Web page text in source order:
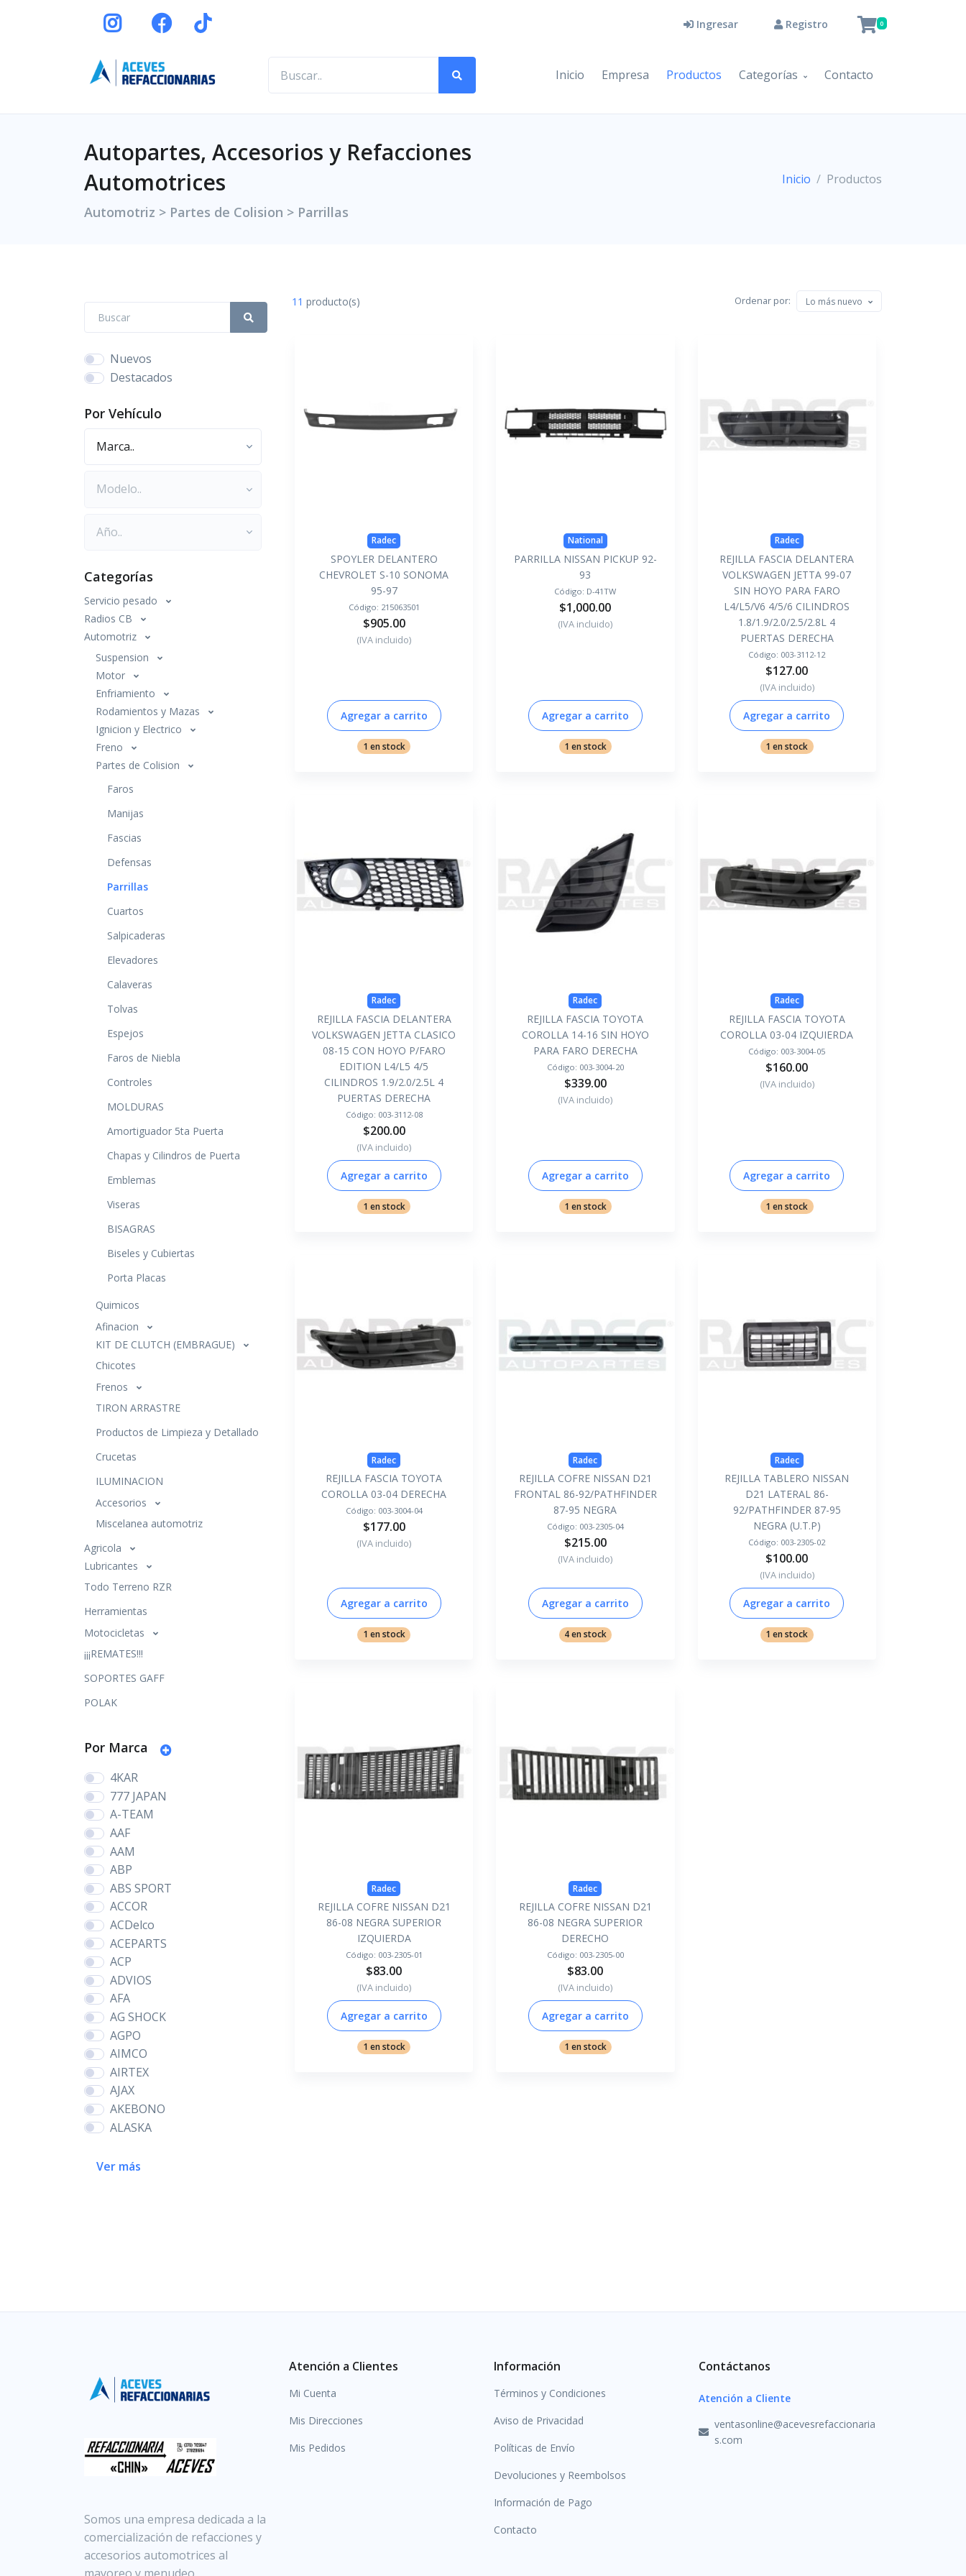
Ingresar Registro 0
Inicio Empresa Productos Categorías Contacto
Autopartes, Accesorios y Refacciones
Automotrices
Automotriz > Partes de Colision > Parrillas
Inicio Productos
Nuevos
Destacados
Por Vehículo
Categorías
Servicio pesado
Radios CB
Automotriz
Suspension
Motor
Enfriamiento
Rodamientos y Mazas
Ignicion y Electrico
Freno
Partes de Colision
Faros
Manijas
Fascias
Defensas
Parrillas
Cuartos
Salpicaderas
Elevadores
Calaveras
Tolvas
Espejos
Faros de Niebla
Controles
MOLDURAS
Amortiguador 5ta Puerta
Chapas y Cilindros de Puerta
Emblemas
Viseras
BISAGRAS
Biseles y Cubiertas
Porta Placas
Quimicos
Afinacion
KIT DE CLUTCH (EMBRAGUE)
Chicotes
Frenos
TIRON ARRASTRE
Productos de Limpieza y Detallado
Crucetas
ILUMINACION
Accesorios
Miscelanea automotriz
Agricola
Lubricantes
Todo Terreno RZR
Herramientas
Motocicletas
¡¡¡REMATES!!!
SOPORTES GAFF
POLAK
Por Marca
4KAR
777 JAPAN
A-TEAM
AAF
AAM
ABP
ABS SPORT
ACCOR
ACDelco
ACEPARTS
ACP
ADVIOS
AFA
AG SHOCK
AGPO
AIMCO
AIRTEX
AJAX
AKEBONO
ALASKA
Ver más
11 producto(s) Ordenar por: Lo más nuevo
Radec
SPOYLER DELANTERO
CHEVROLET S-10 SONOMA
95-97
Código: 215063501
$905.00
(IVA incluido)
Agregar a carrito
1 en stock
National
PARRILLA NISSAN PICKUP 92-
93
Código: D-41TW
$1,000.00
(IVA incluido)
Agregar a carrito
1 en stock
Radec
REJILLA FASCIA DELANTERA
VOLKSWAGEN JETTA 99-07
SIN HOYO PARA FARO
L4/L5/V6 4/5/6 CILINDROS
1.8/1.9/2.0/2.5/2.8L 4
PUERTAS DERECHA
Código: 003-3112-12
$127.00
(IVA incluido)
Agregar a carrito
1 en stock
Radec
REJILLA FASCIA DELANTERA
VOLKSWAGEN JETTA CLASICO
08-15 CON HOYO P/FARO
EDITION L4/L5 4/5
CILINDROS 1.9/2.0/2.5L 4
PUERTAS DERECHA
Código: 003-3112-08
$200.00
(IVA incluido)
Agregar a carrito
1 en stock
Radec
REJILLA FASCIA TOYOTA
COROLLA 14-16 SIN HOYO
PARA FARO DERECHA
Código: 003-3004-20
$339.00
(IVA incluido)
Agregar a carrito
1 en stock
Radec
REJILLA FASCIA TOYOTA
COROLLA 03-04 IZQUIERDA
Código: 003-3004-05
$160.00
(IVA incluido)
Agregar a carrito
1 en stock
Radec
REJILLA FASCIA TOYOTA
COROLLA 03-04 DERECHA
Código: 003-3004-04
$177.00
(IVA incluido)
Agregar a carrito
1 en stock
Radec
REJILLA COFRE NISSAN D21
FRONTAL 86-92/PATHFINDER
87-95 NEGRA
Código: 003-2305-04
$215.00
(IVA incluido)
Agregar a carrito
4 en stock
Radec
REJILLA TABLERO NISSAN
D21 LATERAL 86-
92/PATHFINDER 87-95
NEGRA (U.T.P)
Código: 003-2305-02
$100.00
(IVA incluido)
Agregar a carrito
1 en stock
Radec
REJILLA COFRE NISSAN D21
86-08 NEGRA SUPERIOR
IZQUIERDA
Código: 003-2305-01
$83.00
(IVA incluido)
Agregar a carrito
1 en stock
Radec
REJILLA COFRE NISSAN D21
86-08 NEGRA SUPERIOR
DERECHO
Código: 003-2305-00
$83.00
(IVA incluido)
Agregar a carrito
1 en stock
Somos una empresa dedicada a la
comercialización de refacciones y
accesorios automotrices al
Atención a Clientes
Mi Cuenta
Mis Direcciones
Mis Pedidos
Información
Términos y Condiciones
Aviso de Privacidad
Políticas de Envío
Devoluciones y Reembolsos
Información de Pago
Contacto
Contáctanos
Atención a Cliente
ventasonline@acevesrefaccionaria
s.com